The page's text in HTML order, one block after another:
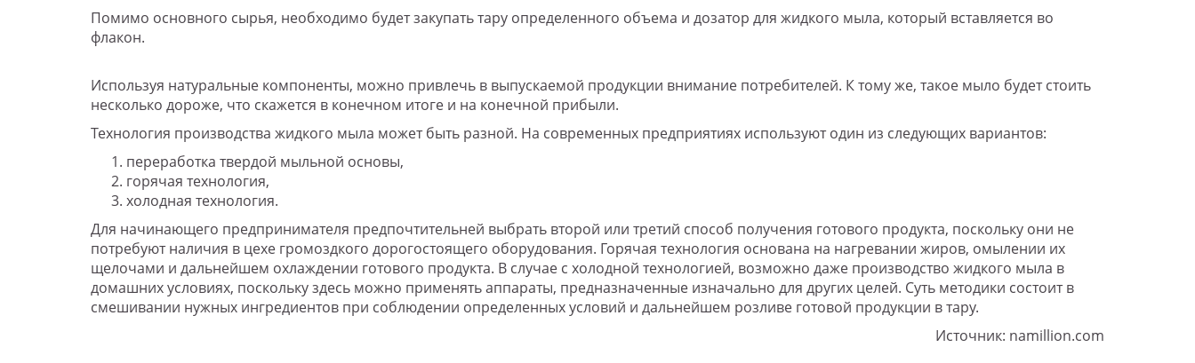
Помимо основного сырья, необходимо будет закупать тару определенного объема и дозатор для жидкого мыла, который вставляется во
флакон.
Используя натуральные компоненты, можно привлечь в выпускаемой продукции внимание потребителей. К тому же, такое мыло будет стоить
несколько дороже, что скажется в конечном итоге и на конечной прибыли.
Технология производства жидкого мыла может быть разной. На современных предприятиях используют один из следующих вариантов:
переработка твердой мыльной основы,
горячая технология,
холодная технология.
Для начинающего предпринимателя предпочтительней выбрать второй или третий способ получения готового продукта, поскольку они не
потребуют наличия в цехе громоздкого дорогостоящего оборудования. Горячая технология основана на нагревании жиров, омылении их
щелочами и дальнейшем охлаждении готового продукта. В случае с холодной технологией, возможно даже производство жидкого мыла в
домашних условиях, поскольку здесь можно применять аппараты, предназначенные изначально для других целей. Суть методики состоит в
смешивании нужных ингредиентов при соблюдении определенных условий и дальнейшем розливе готовой продукции в тару.
Источник: namillion.com